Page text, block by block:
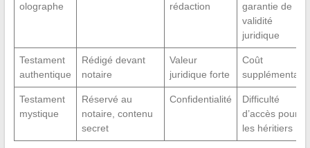
olographe
rédaction
garantie de
validité
juridique
Testament
authentique
Rédigé devant
notaire
Valeur
juridique forte
Coût
supplémentaire
Testament
mystique
Réservé au
notaire, contenu
secret
Confidentialité
Difficulté
d’accès pour
les héritiers